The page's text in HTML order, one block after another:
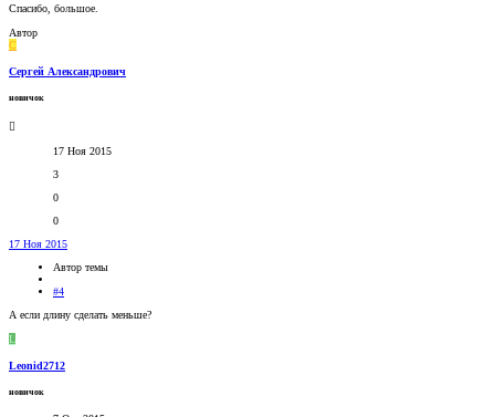
Спасибо, большое.
Автор
С
Сергей Александрович
новичок
17 Ноя 2015
3
0
0
17 Ноя 2015
Автор темы
#4
А если длину сделать меньше?
L
Leonid2712
новичок